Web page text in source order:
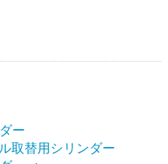
ー
取替用シリンダー